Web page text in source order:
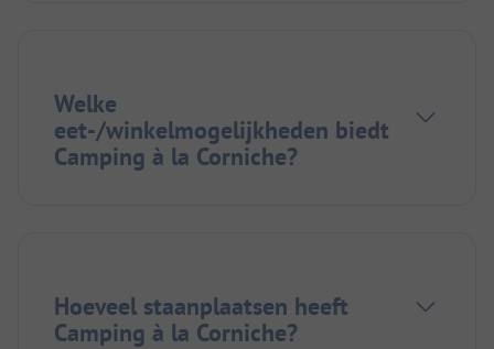
Welke
eet-/winkelmogelijkheden biedt
Camping à la Corniche?
Hoeveel staanplaatsen heeft
Camping à la Corniche?